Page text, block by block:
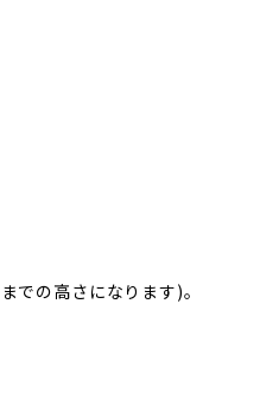
での高さになります)。